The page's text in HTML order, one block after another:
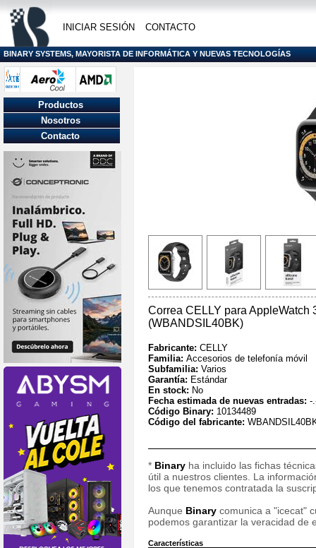
INICIAR SESIÓN CONTACTO
BINARY SYSTEMS, MAYORISTA DE INFORMÁTICA Y NUEVAS TECNOLOGÍAS
Correa CELLY para
(WBANDSIL40BK)
Fabricante: CELLY
Familia: Accesorios de telefonía móvil
Subfamilia: Varios
Garantía: Estándar
En stock: No
Fecha estimada de nuevas entradas: -
Código Binary: 10134489
Código del fabricante:
* Binary ha incluido las fichas
útil a nuestros clientes. La
los que tenemos contratada la
Aunque Binary comunica a "icecat"
podemos garantizar la veracidad de
Características
Productos
Nosotros
Contacto